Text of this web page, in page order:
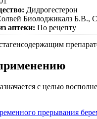
Дидрогестерон
Биолоджикалз Б.В.,
аптеки: По рецепту
с целью
прерывания